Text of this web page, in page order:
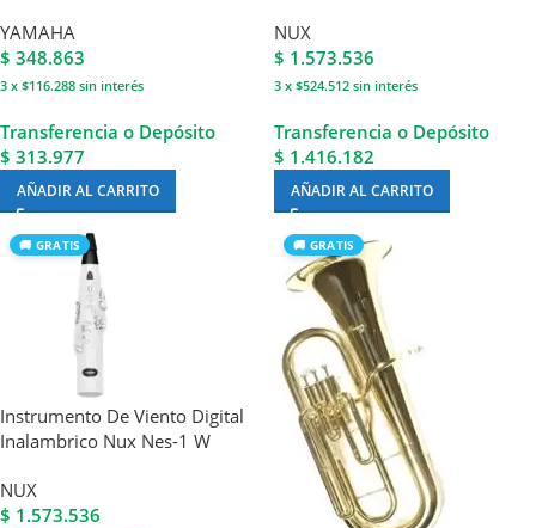
YAMAHA
$ 348.863
3 x $116.288 sin interés
Transferencia o Depósito
$ 313.977
AÑADIR AL CARRITO
NUX
$ 1.573.536
3 x $524.512 sin interés
Transferencia o Depósito
$ 1.416.182
AÑADIR AL CARRITO
🚚 GRATIS
Instrumento De Viento Digital
Inalambrico Nux Nes-1 W
NUX
$ 1.573.536
🚚 GRATIS